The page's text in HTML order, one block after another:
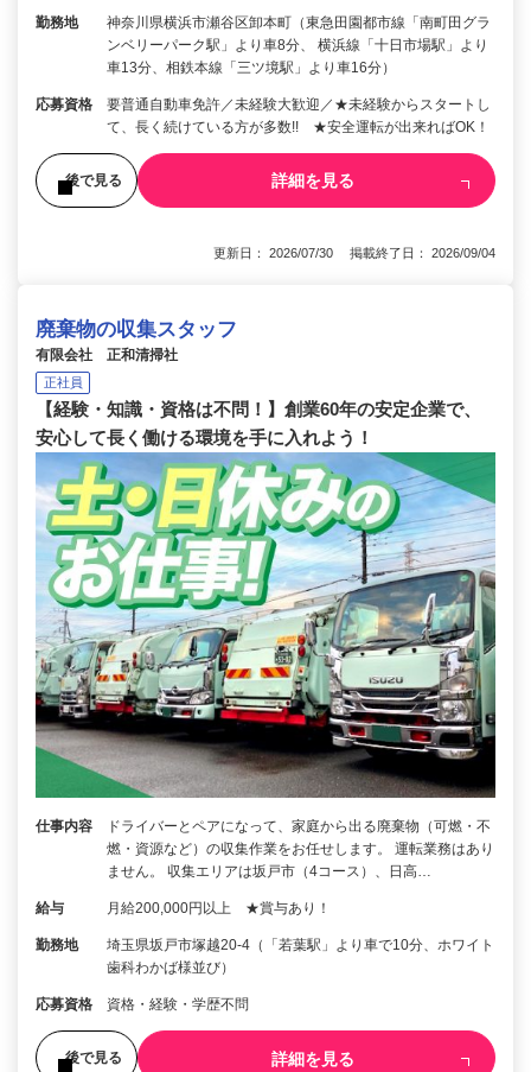
勤務地
神奈川県横浜市瀬谷区卸本町（東急田園都市線「南町田グラ
ンベリーパーク駅」より車8分、 横浜線「十日市場駅」より
車13分、相鉄本線「三ツ境駅」より車16分）
応募資格
要普通自動車免許／未経験大歓迎／★未経験からスタートし
て、長く続けている方が多数!! ★安全運転が出来ればOK！
後で見る 詳細を見る
更新日： 2026/07/30 掲載終了日： 2026/09/04
廃棄物の収集スタッフ
有限会社 正和清掃社
正社員
【経験・知識・資格は不問！】創業60年の安定企業で、
安心して長く働ける環境を手に入れよう！
仕事内容
ドライバーとペアになって、家庭から出る廃棄物（可燃・不
燃・資源など）の収集作業をお任せします。 運転業務はあり
ません。 収集エリアは坂戸市（4コース）、日高…
給与 月給200,000円以上 ★賞与あり！
勤務地
埼玉県坂戸市塚越20-4（「若葉駅」より車で10分、ホワイト
歯科わかば様並び）
応募資格 資格・経験・学歴不問
後で見る 詳細を見る